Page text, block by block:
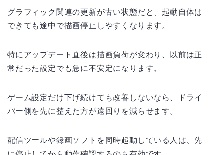
グラフィック関連の更新が古い状態だと、起動自体は
できても途中で描画停止しやすくなります。
特にアップデート直後は描画負荷が変わり、以前は正
常だった設定でも急に不安定になります。
ゲーム設定だけ下げ続けても改善しないなら、ドライ
バー側を先に整えた方が遠回りを減らせます。
配信ツールや録画ソフトを同時起動している人は、先